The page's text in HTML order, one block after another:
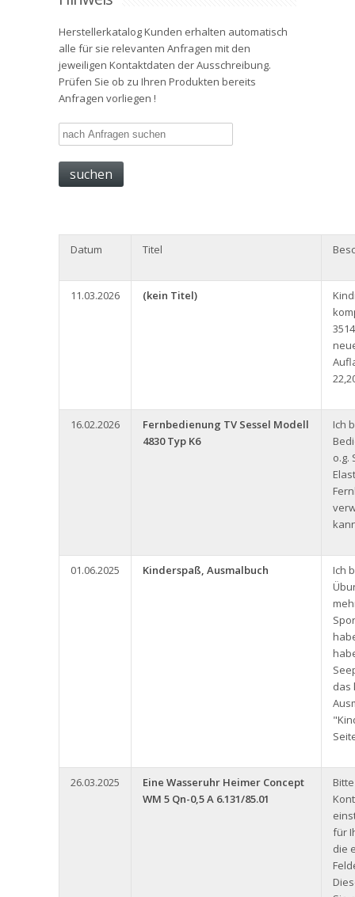
Herstellerkatalog Kunden erhalten automatisch
alle für sie relevanten Anfragen mit den
jeweiligen Kontaktdaten der Ausschreibung.
Prüfen Sie ob zu Ihren Produkten bereits
Anfragen vorliegen !
Datum Titel
11.03.2026 (kein Titel)
16.02.2026
Fernbedienung TV Sessel Modell
4830 Typ K6
Ich
o.g.
01.06.2025 Kinderspaß, Ausmalbuch
Ich
das
26.03.2025
Eine Wasseruhr Heimer Concept
WM 5 Qn-0,5 A 6.131/85.01
für
die